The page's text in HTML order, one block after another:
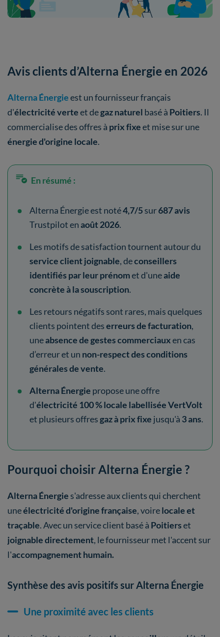
Avis clients d’Alterna Énergie en 2026
Alterna Énergieest un fournisseur français
d'électricité verteet degaz naturel basé à Poitiers. Il
commercialise des offres à prix fixeet mise sur une
énergie d'origine locale.
En résumé :
Alterna Énergie est noté4,7/5sur687 avis
Trustpilot enaoût 2026.
Les motifs de satisfaction tournent autour du
service client joignable, deconseillers
identifiés par leur prénomet d'uneaide
concrète à la souscription.
Les retours négatifs sont rares, mais quelques
clients pointent deserreurs de facturation,
uneabsence de gestes commerciauxen cas
d’erreur et un non-respect des conditions
générales de vente.
Alterna Énergie propose une offre
d'électricité 100 % locale labellisée VertVolt
et plusieurs offresgaz à prix fixe jusqu'à 3 ans.
Pourquoi choisir Alterna Énergie ?
Alterna Énergie s'adresse aux clients qui cherchent
uneélectricité d'origine française, voirelocale et
traçable. Avec un service client basé à Poitierset
joignable directement, le fournisseur met l'accent sur
l'accompagnement humain.
Synthèse des avis positifs sur Alterna Énergie
Une proximité avec les clients